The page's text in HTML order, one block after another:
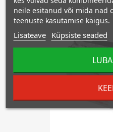
neile esitanud või mida nad
teenuste kasutamise käigus.
Lisateave Küpsiste seaded